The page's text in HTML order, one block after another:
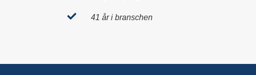
 41 år i branschen